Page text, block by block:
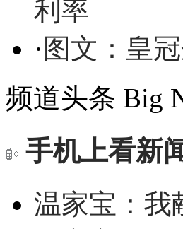
利率
· 图文：皇
频道头条 Big
手机上看新
温家宝：我